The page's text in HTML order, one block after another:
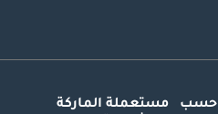
حسب
مستعملة الماركة